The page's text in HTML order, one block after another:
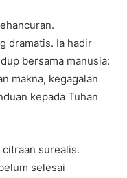
dramatis. Ia hadir
bersama manusia:
makna, kegagalan
kepada Tuhan
surealis.
selesai